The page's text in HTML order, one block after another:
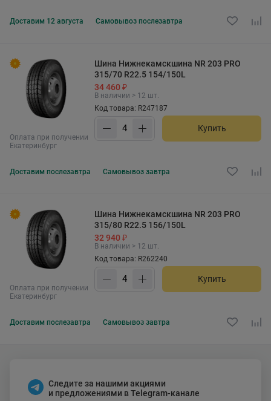
Доставим 12 августа Самовывоз послезавтра
Оплата при получении
Екатеринбург
Шина Нижнекамскшина NR 203 PRO
315/70 R22.5 154/150L
34 460 ₽
В наличии > 12 шт.
Код товара: R247187
Купить
Доставим послезавтра Самовывоз завтра
Оплата при получении
Екатеринбург
Шина Нижнекамскшина NR 203 PRO
315/80 R22.5 156/150L
32 940 ₽
В наличии > 12 шт.
Код товара: R262240
Купить
Доставим послезавтра Самовывоз завтра
Следите за нашими акциями
и предложениями в Telegram-канале